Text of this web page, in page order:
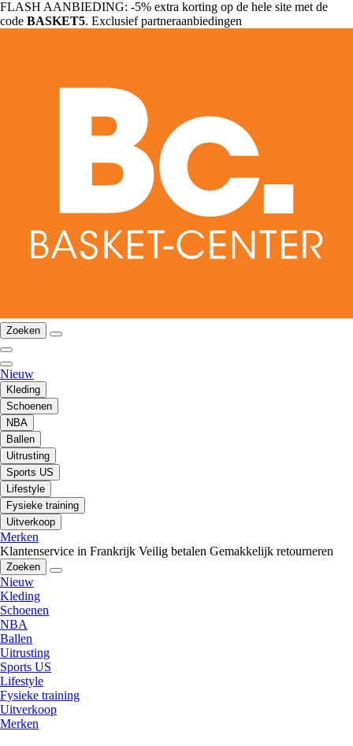
FLASH AANBIEDING: -5% extra korting op de hele site met de
code BASKET5. Exclusief partneraanbiedingen
Zoeken
Nieuw
Kleding
Schoenen
NBA
Ballen
Uitrusting
Sports US
Lifestyle
Fysieke training
Uitverkoop
Merken
Klantenservice in Frankrijk Veilig betalen Gemakkelijk retourneren
Zoeken
Nieuw
Kleding
Schoenen
NBA
Ballen
Uitrusting
Sports US
Lifestyle
Fysieke training
Uitverkoop
Merken